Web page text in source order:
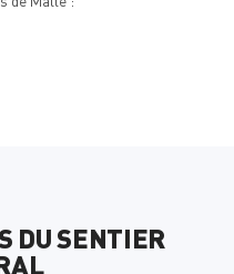
DU SENTIER